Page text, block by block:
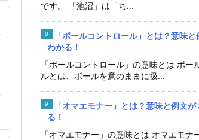
です。 「池沼」は「ち...
「ボールコントロール」とは？意味
わかる！
「ボールコントロール」の意味とは ボー
ルとは、ボールを意のままに扱...
「オマエモナー」とは？意味と例文
る！
「オマエモナー」の意味とは オマエモナ